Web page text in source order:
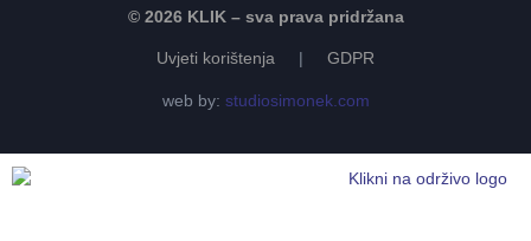
© 2026 KLIK – sva prava pridržana
Uvjeti korištenja | GDPR
web by: studiosimonek.com